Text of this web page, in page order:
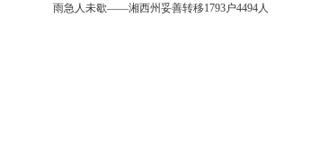
雨急人未歇——湘西州妥善转移1793户4494人